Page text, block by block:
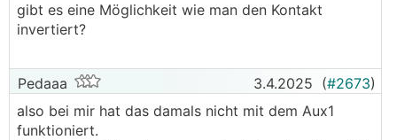
gibt es eine Möglichkeit wie man den Kontakt
invertiert?
Pedaaa 3.4.2025 (#2673)
also bei mir hat das damals nicht mit dem Aux1
funktioniert.